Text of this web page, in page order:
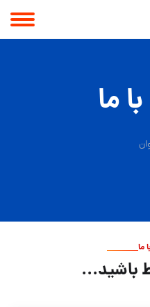
ما
ما
باشید...